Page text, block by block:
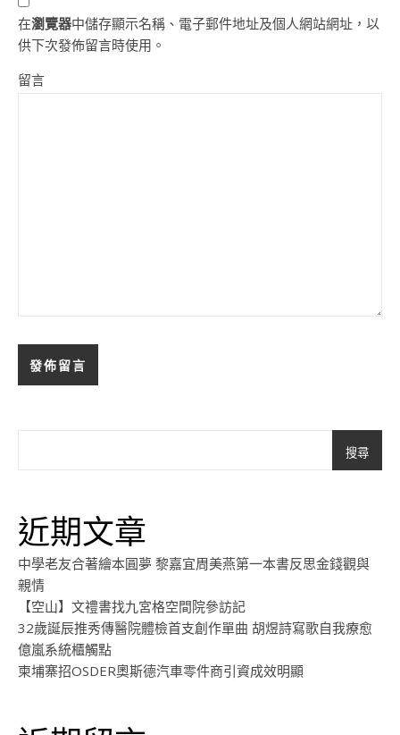
在瀏覽器中儲存顯示名稱、電子郵件地址及個人網站網址，以
供下次發佈留言時使用。
留言
搜尋
近期文章
中學老友合著繪本圓夢 黎嘉宜周美燕第一本書反思金錢觀與
親情
【空山】文禮書找九宮格空間院參訪記
32歲誕辰推秀傳醫院體檢首支創作單曲 胡煜詩寫歌自我療愈
億嵐系統櫃觸點
柬埔寨招OSDER奧斯德汽車零件商引資成效明顯